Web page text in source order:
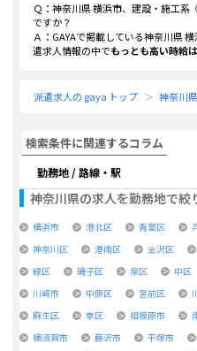
Ｑ： 神奈川県 横浜市、建設・施工系
ですか？
Ａ：GAYAで掲載している神奈川県 横
遣求人情報の中でもっとも高い時給は
派遣求人の gaya トップ 神奈川県
検索条件に関連するコラム
勤務地 / 路線・駅
神奈川県の求人を勤務地で絞
横浜市 港北区 青葉区
神奈川区
港南区 金沢区
緑区
磯子区 泉区 中区
川崎市
中原区 宮前区
麻生区
幸区 相模原市
横須賀市
藤沢市 平塚市